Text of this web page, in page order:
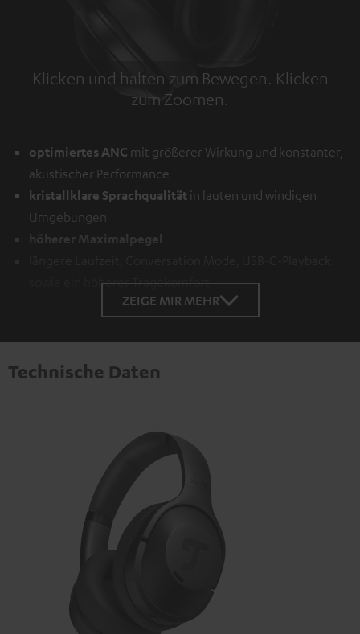
Klicken und halten zum Bewegen. Klicken
zum Zoomen.
Tap to zoom
optimiertes ANC mit größerer Wirkung und konstanter,
akustischer Performance
kristallklare Sprachqualität in lauten und windigen
Umgebungen
höherer Maximalpegel
sowie ein höherer Tragekomfort
ZEIGE MIR MEHR
Technische Daten